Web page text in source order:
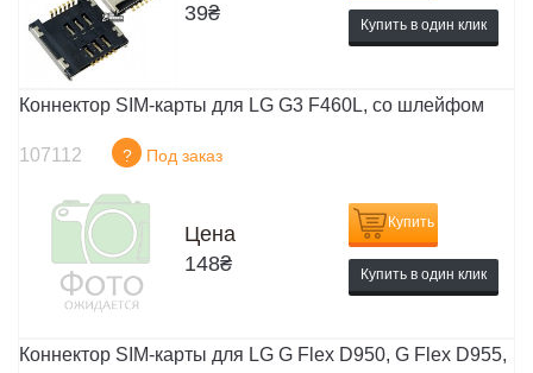
39₴ Купить в один клик
Коннектор SIM-карты для LG G3 F460L, со шлейфом
107112 ? Под заказ
Цена
148₴
Купить
Купить в один клик
Коннектор SIM-карты для LG G Flex D950, G Flex D955,